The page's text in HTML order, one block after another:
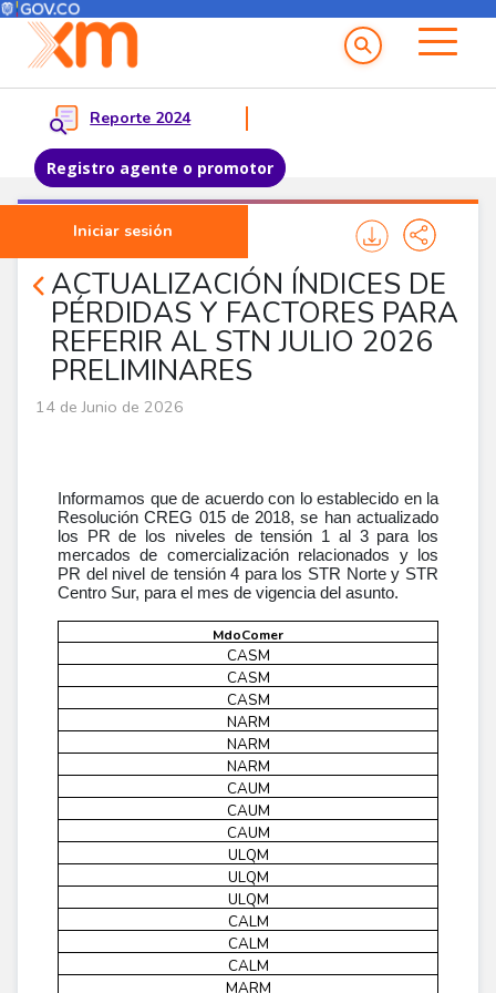
Pasar al contenido principal
Menú del Usuario
Reporte 2024
Registro agente o promotor
Iniciar sesión
Menu principal
ACTUALIZACIÓN ÍNDICES DE
PÉRDIDAS Y FACTORES PARA
REFERIR AL STN JULIO 2026
PRELIMINARES
Noticias Agentes
14 de Junio de 2026
Informamos que de acuerdo con lo establecido en la
Resolución CREG 015 de 2018, se han actualizado
los PR de los niveles de tensión 1 al 3 para los
mercados de comercialización relacionados y los
PR del nivel de tensión 4 para los STR Norte y STR
Centro Sur, para el mes de vigencia del asunto.
MdoComer
conceptoID
frecuencia
fechaVigencia
NivelTensión
valor
CASM
FactorReferirSTN
Mensual
2026/07/1
1
0.12944029660179
CASM
FactorReferirSTN
Mensual
2026/07/1
2
0.03077298664194
CASM
FactorReferirSTN
Mensual
2026/07/1
3
0.01979450884430
NARM
FactorReferirSTN
Mensual
2026/07/1
1
0.12532400839891
NARM
FactorReferirSTN
Mensual
2026/07/1
2
0.03475751502244
NARM
FactorReferirSTN
Mensual
2026/07/1
3
0.01910227332795
CAUM
FactorReferirSTN
Mensual
2026/07/1
1
0.12898571784982
CAUM
FactorReferirSTN
Mensual
2026/07/1
2
0.03820156342114
CAUM
FactorReferirSTN
Mensual
2026/07/1
3
0.02812111319815
ULQM
FactorReferirSTN
Mensual
2026/07/1
1
0.11704804530785
ULQM
FactorReferirSTN
Mensual
2026/07/1
2
0.04297425244727
ULQM
FactorReferirSTN
Mensual
2026/07/1
3
CALM
FactorReferirSTN
Mensual
2026/07/1
CALM
FactorReferirSTN
Mensual
CALM
FactorReferirSTN
MARM